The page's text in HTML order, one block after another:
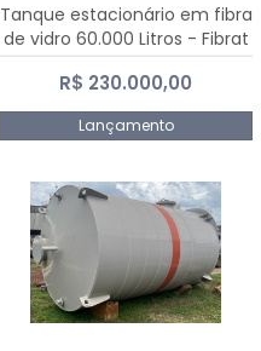
Tanque estacionário em fibra
de vidro 60.000 Litros - Fibrat
R$ 230.000,00
Lançamento